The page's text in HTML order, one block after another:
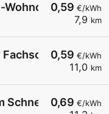
0,59 €/kWh
7,9 km
Wohnotek
0,59 €/kWh
11,0 km
0,69 €/kWh
Schnelllader